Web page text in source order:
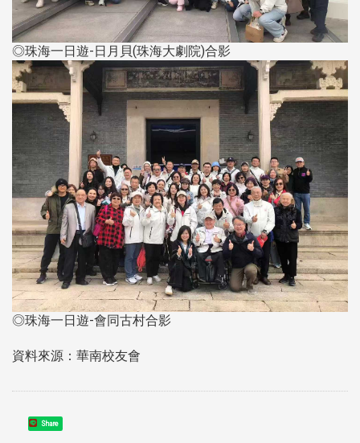
◎珠海一日遊-日月貝(珠海大劇院)合影
◎珠海一日遊-會同古村合影
資料來源：華南校友會
Share